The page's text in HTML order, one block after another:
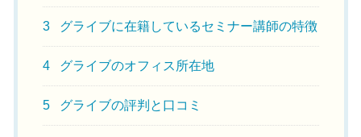
3 グライブに在籍しているセミナー講師の特徴
4 グライブのオフィス所在地
5 グライブの評判と口コミ